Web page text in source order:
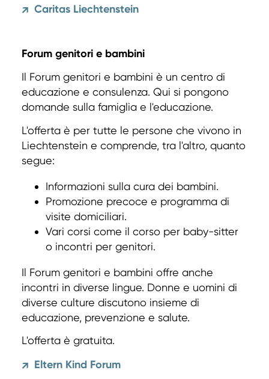
↗ Caritas Liechtenstein
Forum genitori e bambini
Il Forum genitori e bambini è un centro di
educazione e consulenza. Qui si pongono
domande sulla famiglia e l'educazione.
L'offerta è per tutte le persone che vivono in
Liechtenstein e comprende, tra l'altro, quanto
segue:
Informazioni sulla cura dei bambini.
Promozione precoce e programma di
visite domiciliari.
Vari corsi come il corso per baby-sitter
o incontri per genitori.
Il Forum genitori e bambini offre anche
incontri in diverse lingue. Donne e uomini di
diverse culture discutono insieme di
educazione, prevenzione e salute.
L'offerta è gratuita.
↗ Eltern Kind Forum